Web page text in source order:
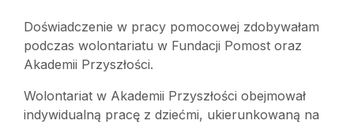
Doświadczenie w pracy pomocowej zdobywałam
podczas wolontariatu w Fundacji Pomost oraz
Akademii Przyszłości.
Wolontariat w Akademii Przyszłości obejmował
indywidualną pracę z dziećmi, ukierunkowaną na